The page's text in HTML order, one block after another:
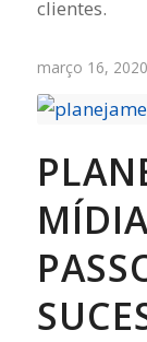
clientes.
março 16, 2020